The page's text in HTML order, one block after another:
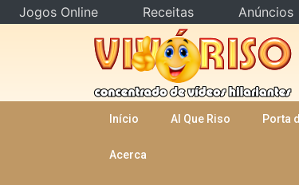
Início AI Que Riso Porta
Acerca
Jogos Online Receitas Anúncios